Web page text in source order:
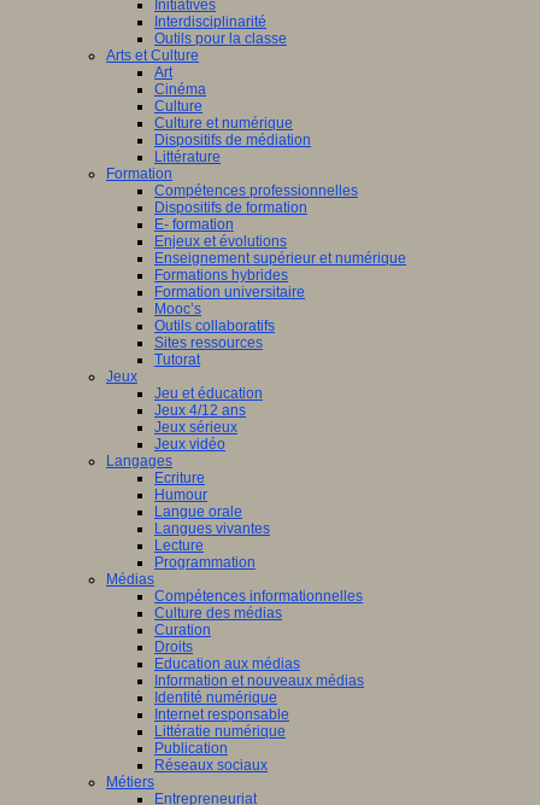
Initiatives
Interdisciplinarité
Outils pour la classe
Arts et Culture
Art
Cinéma
Culture
Culture et numérique
Dispositifs de médiation
Littérature
Formation
Compétences professionnelles
Dispositifs de formation
E- formation
Enjeux et évolutions
Enseignement supérieur et numérique
Formations hybrides
Formation universitaire
Mooc’s
Outils collaboratifs
Sites ressources
Tutorat
Jeux
Jeu et éducation
Jeux 4/12 ans
Jeux sérieux
Jeux vidéo
Langages
Ecriture
Humour
Langue orale
Langues vivantes
Lecture
Programmation
Médias
Compétences informationnelles
Culture des médias
Curation
Droits
Education aux médias
Information et nouveaux médias
Identité numérique
Internet responsable
Littératie numérique
Publication
Réseaux sociaux
Métiers
Entrepreneuriat